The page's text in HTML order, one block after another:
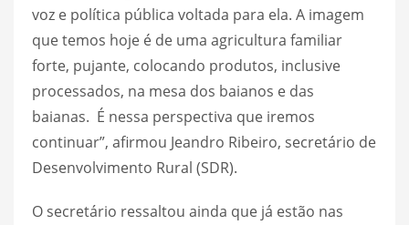
voz e política pública voltada para ela. A imagem
que temos hoje é de uma agricultura familiar
forte, pujante, colocando produtos, inclusive
processados, na mesa dos baianos e das
baianas. É nessa perspectiva que iremos
continuar”, afirmou Jeandro Ribeiro, secretário de
Desenvolvimento Rural (SDR).
O secretário ressaltou ainda que já estão nas